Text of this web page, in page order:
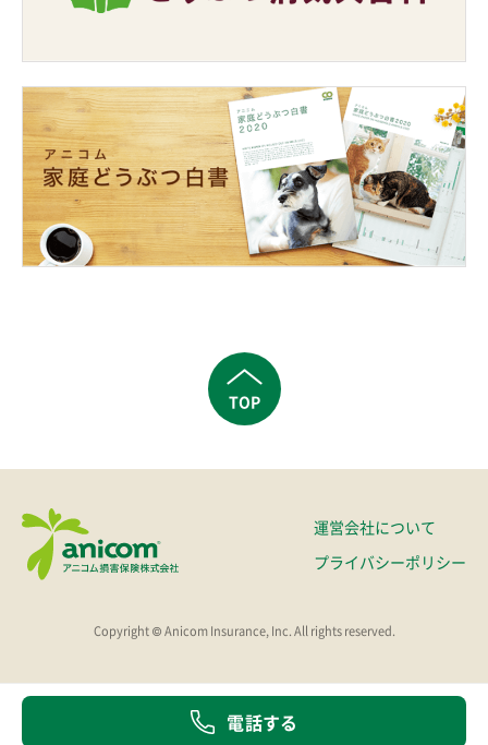
電話する
TOP
運営会社について
プライバシーポリシー
Copyright © Anicom Insurance, Inc. All rights reserved.